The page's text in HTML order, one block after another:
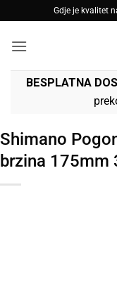
to
content
Gdje je kvalitet
BESPLATNA
Shimano
brzina 175mm